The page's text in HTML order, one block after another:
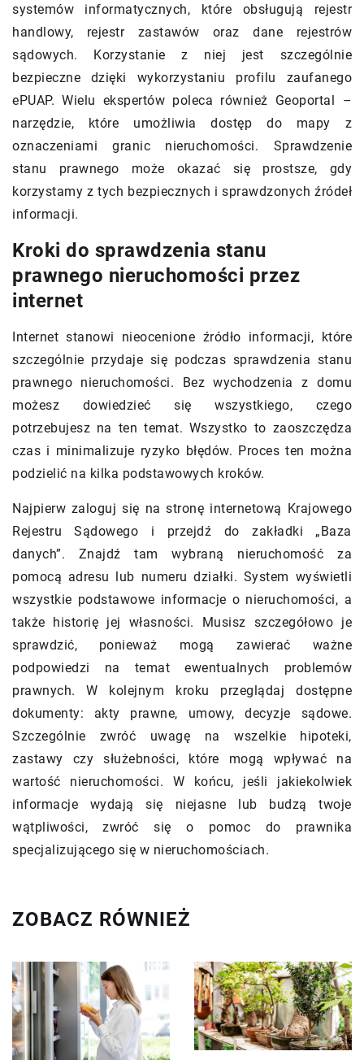
systemów informatycznych, które obsługują rejestr
handlowy, rejestr zastawów oraz dane rejestrów
sądowych. Korzystanie z niej jest szczególnie
bezpieczne dzięki wykorzystaniu profilu zaufanego
ePUAP. Wielu ekspertów poleca również Geoportal –
narzędzie, które umożliwia dostęp do mapy z
oznaczeniami granic nieruchomości. Sprawdzenie
stanu prawnego może okazać się prostsze, gdy
korzystamy z tych bezpiecznych i sprawdzonych źródeł
informacji.
Kroki do sprawdzenia stanu
prawnego nieruchomości przez
internet
Internet stanowi nieocenione źródło informacji, które
szczególnie przydaje się podczas sprawdzenia stanu
prawnego nieruchomości. Bez wychodzenia z domu
możesz dowiedzieć się wszystkiego, czego
potrzebujesz na ten temat. Wszystko to zaoszczędza
czas i minimalizuje ryzyko błędów. Proces ten można
podzielić na kilka podstawowych kroków.
Najpierw zaloguj się na stronę internetową Krajowego
Rejestru Sądowego i przejdź do zakładki „Baza
danych”. Znajdź tam wybraną nieruchomość za
pomocą adresu lub numeru działki. System wyświetli
wszystkie podstawowe informacje o nieruchomości, a
także historię jej własności. Musisz szczegółowo je
sprawdzić, ponieważ mogą zawierać ważne
podpowiedzi na temat ewentualnych problemów
prawnych. W kolejnym kroku przeglądaj dostępne
dokumenty: akty prawne, umowy, decyzje sądowe.
Szczególnie zwróć uwagę na wszelkie hipoteki,
zastawy czy służebności, które mogą wpływać na
wartość nieruchomości. W końcu, jeśli jakiekolwiek
informacje wydają się niejasne lub budzą twoje
wątpliwości, zwróć się o pomoc do prawnika
specjalizującego się w nieruchomościach.
ZOBACZ RÓWNIEŻ